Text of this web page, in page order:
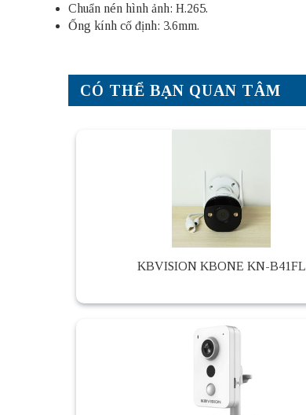
Chuẩn nén hình ảnh: H.265.
Ống kính cố định: 3.6mm.
CÓ THỂ BẠN QUAN TÂM
KBVISION KBONE KN-B41FL